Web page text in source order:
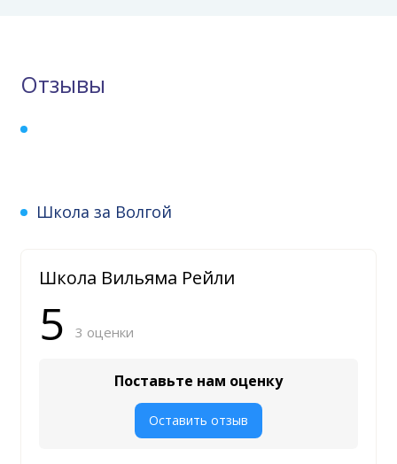
Отзывы
Школа за Волгой
Школа Вильяма Рейли
5 3 оценки
Поставьте нам оценку
Оставить отзыв